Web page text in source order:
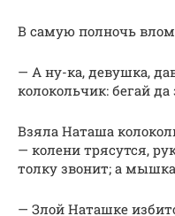
В самую полночь
— А ну-ка, девушка,
колокольчик: бегай
Взяла Наташа
— колени трясутся,
толку звонит; а
— Злой Наташке